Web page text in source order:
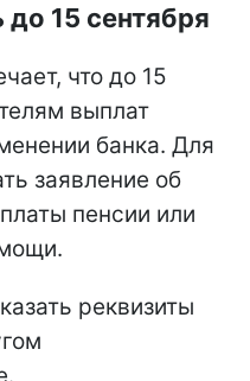
15 сентября
что до 15
выплат
банка. Для
заявление об
пенсии или
реквизиты